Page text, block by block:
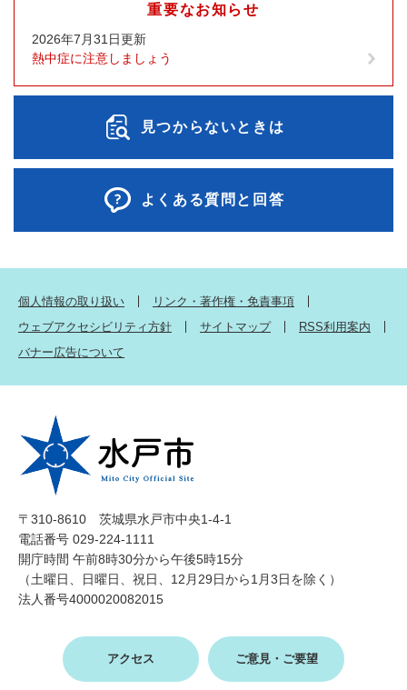
重要なお知らせ
2026年7月31日更新
熱中症に注意しましょう
見つからないときは
よくある質問と回答
個人情報の取り扱い
リンク・著作権・免責事項
ウェブアクセシビリティ方針
サイトマップ
RSS利用案内
バナー広告について
〒310-8610 茨城県水戸市中央1-4-1
電話番号 029-224-1111
開庁時間 午前8時30分から午後5時15分
（土曜日、日曜日、祝日、12月29日から1月3日を除く）
法人番号4000020082015
アクセス ご意見・ご要望